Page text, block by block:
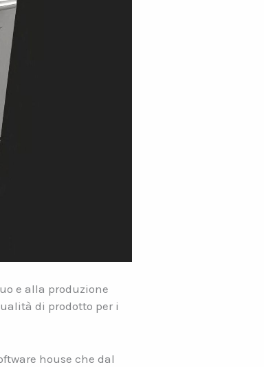
e alla produzione
di prodotto per i
house che dal